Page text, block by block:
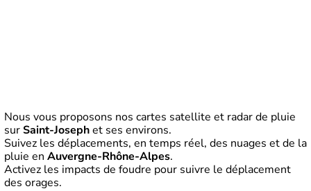
Nous vous proposons nos cartes satellite et radar de pluie
surSaint-Josephet ses environs.
Suivez les déplacements, en temps réel, des nuages et de la
pluie en Auvergne-Rhône-Alpes.
Activez les impacts de foudre pour suivre le déplacement
des orages.